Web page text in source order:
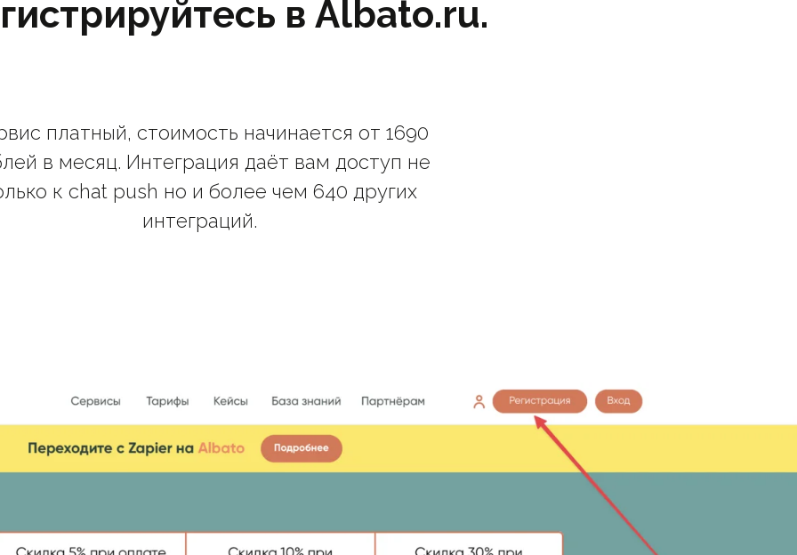
в Albato.ru.
платный, стоимость начинается от 1690
в месяц. Интеграция даёт вам доступ не
к chat push но и более чем 640 других
интеграций.